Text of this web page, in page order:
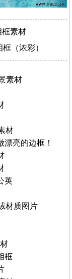
框素材
（浓彩）
素材
材
亮的边框！
英
材质图片
框